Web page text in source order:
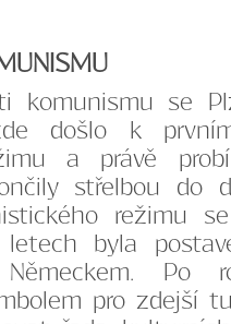
komunismu se
došlo k
a právě
střelbou do
režimu
byla
Po
pro zdejší